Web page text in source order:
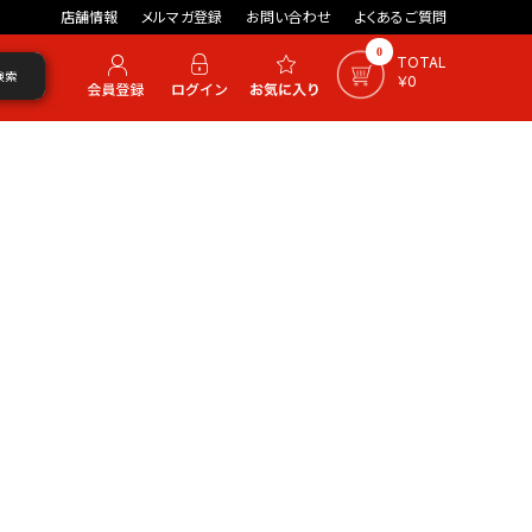
店舗情報 メルマガ登録 お問い合わせ よくあるご質問
0
TOTAL
￥0
索